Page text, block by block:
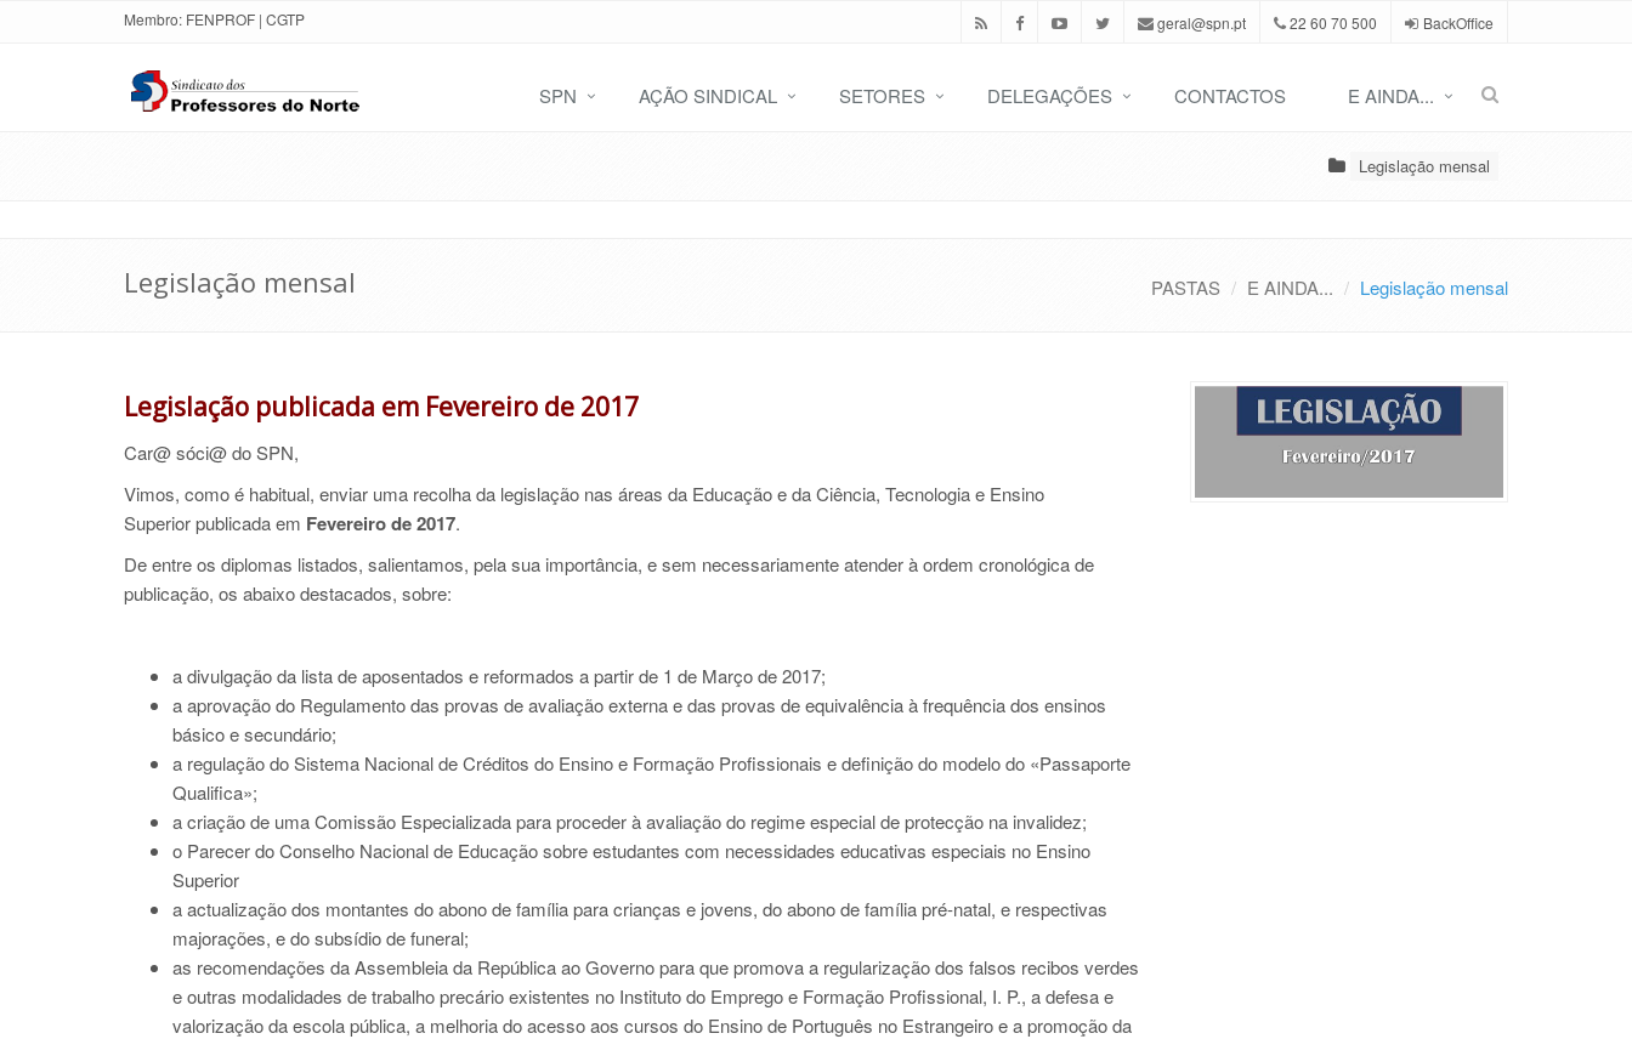
Membro: FENPROF | CGTP geral@spn.pt 22 60 70 500 BackOffice
SPN AÇÃO SINDICAL SETORES DELEGAÇÕES CONTACTOS E AINDA...
Legislação mensal
Legislação mensal PASTAS E AINDA... Legislação mensal
Legislação publicada em Fevereiro de 2017
Car@ sóci@ do SPN,
Vimos, como é habitual, enviar uma recolha da legislação nas áreas da Educação e da Ciência, Tecnologia e Ensino
Superiorpublicada em Fevereiro de 2017.
De entre os diplomas listados, salientamos, pela sua importância, e sem necessariamente atender à ordem cronológica de
publicação, os abaixo destacados, sobre:
a divulgação da lista de aposentados e reformados a partir de 1 de Março de 2017;
a aprovação do Regulamento das provas de avaliação externa e das provas de equivalência à frequência dos ensinos
básico e secundário;
a regulação do Sistema Nacional de Créditos do Ensino e Formação Profissionais e definição do modelo do «Passaporte
Qualifica»;
a criação de uma Comissão Especializada para proceder à avaliação do regime especial de protecção na invalidez;
o Parecer do Conselho Nacional de Educação sobre estudantes com necessidades educativas especiais no Ensino
Superior
a actualização dos montantes do abono de família para crianças e jovens, do abono de família pré-natal, e respectivas
majorações, e do subsídio de funeral;
as recomendações da Assembleia da República ao Governo para que promova a regularização dos falsos recibos verdes
e outras modalidades de trabalho precário existentes no Instituto do Emprego e Formação Profissional, I. P., a defesa e
valorização da escola pública, a melhoria do acesso aos cursos do Ensino de Português no Estrangeiro e a promoção da